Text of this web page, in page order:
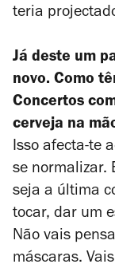
teria
Já deste um
novo. Como
Concertos
cerveja na
Isso afecta-te
se normalizar.
seja a última
tocar, dar um
Não vais
máscaras.